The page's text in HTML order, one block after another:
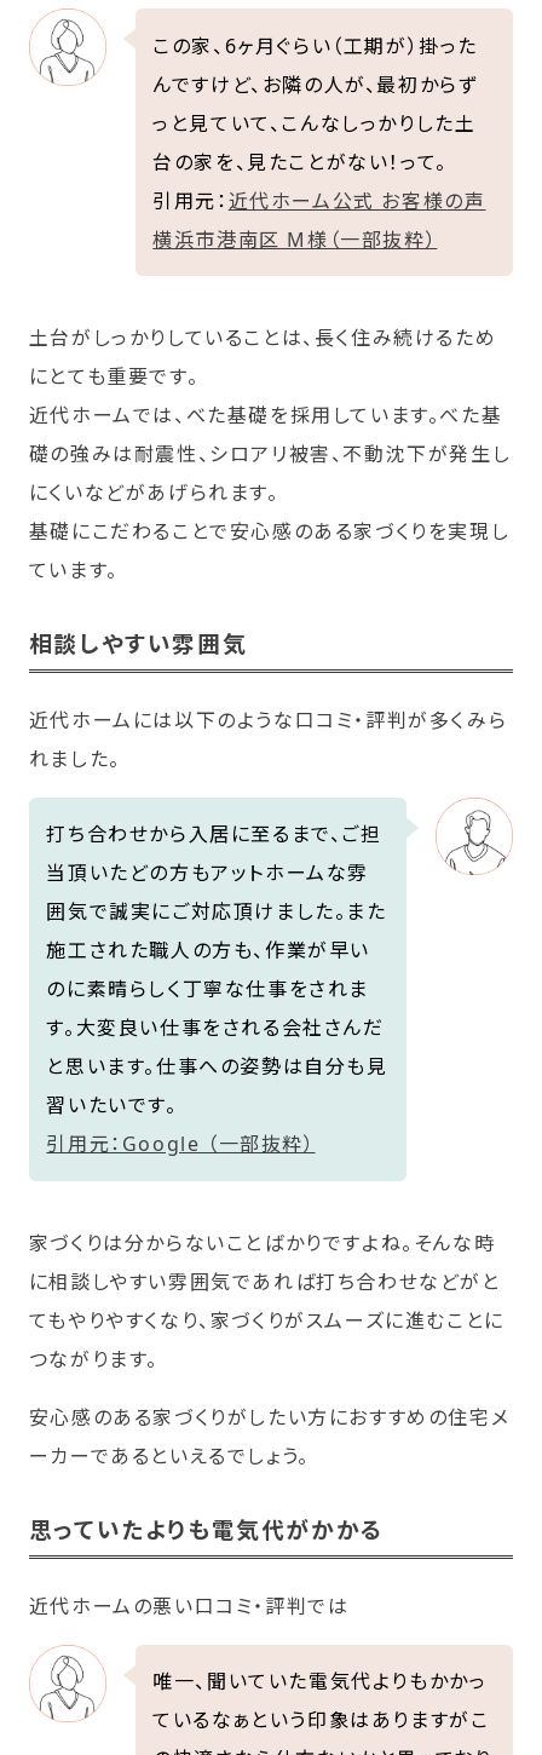
この家、6ヶ月ぐらい（工期が）掛った
んですけど、お隣の人が、最初からず
っと見ていて、こんなしっかりした土
台の家を、見たことがない！って。
引用元：近代ホーム公式 お客様の声
横浜市港南区 M様（一部抜粋）
土台がしっかりしていることは、長く住み続けるため
にとても重要です。
近代ホームでは、べた基礎を採用しています。べた基
礎の強みは耐震性、シロアリ被害、不動沈下が発生し
にくいなどがあげられます。
基礎にこだわることで安心感のある家づくりを実現し
ています。
相談しやすい雰囲気
近代ホームには以下のような口コミ・評判が多くみら
れました。
打ち合わせから入居に至るまで、ご担
当頂いたどの方もアットホームな雰
囲気で誠実にご対応頂けました。また
施工された職人の方も、作業が早い
のに素晴らしく丁寧な仕事をされま
す。大変良い仕事をされる会社さんだ
と思います。仕事への姿勢は自分も見
習いたいです。
引用元：Google （一部抜粋）
家づくりは分からないことばかりですよね。そんな時
に相談しやすい雰囲気であれば打ち合わせなどがと
てもやりやすくなり、家づくりがスムーズに進むことに
つながります。
安心感のある家づくりがしたい方におすすめの住宅メ
ーカーであるといえるでしょう。
思っていたよりも電気代がかかる
近代ホームの悪い口コミ・評判では
唯一、聞いていた電気代よりもかかっ
ているなぁという印象はありますがこ